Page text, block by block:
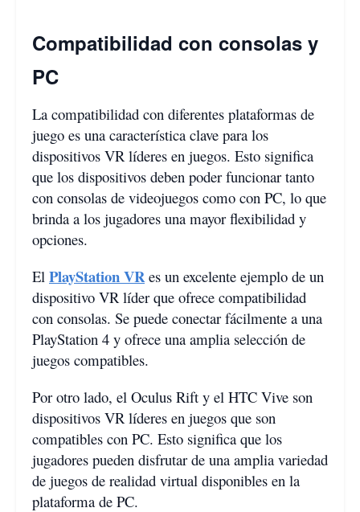
Compatibilidad con consolas y
PC
La compatibilidad con diferentes plataformas de
juego es una característica clave para los
dispositivos VR líderes en juegos. Esto significa
que los dispositivos deben poder funcionar tanto
con consolas de videojuegos como con PC, lo que
brinda a los jugadores una mayor flexibilidad y
opciones.
El PlayStation VR es un excelente ejemplo de un
dispositivo VR líder que ofrece compatibilidad
con consolas. Se puede conectar fácilmente a una
PlayStation 4 y ofrece una amplia selección de
juegos compatibles.
Por otro lado, el Oculus Rift y el HTC Vive son
dispositivos VR líderes en juegos que son
compatibles con PC. Esto significa que los
jugadores pueden disfrutar de una amplia variedad
de juegos de realidad virtual disponibles en la
plataforma de PC.